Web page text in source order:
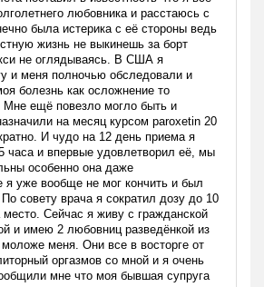
любовника и расстаюсь с
была истерика с её стороны ведь
жизнь не выкинешь за борт
не оглядываясь. В США я
и меня полночью обследовали и
болезнь как осложнение то
Мне ещё повезло могло быть и
на месяц курсом paroxetin 20
И чудо на 12 день приема я
часа и впервые удовлетворил её, мы
особенно она даже
уже вообще не мог кончить и был
совету врача я сократил дозу до 10
место. Сейчас я живу с гражданской
и имею 2 любовниц разведёнкой из
меня. Они все в восторге от
оргазмов со мной и я очень
мне что моя бывшая супруга